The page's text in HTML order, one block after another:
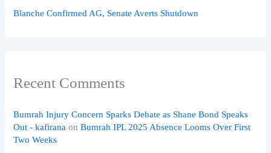
Blanche Confirmed AG, Senate Averts Shutdown
Recent Comments
Bumrah Injury Concern Sparks Debate as Shane Bond Speaks
Out - kafirana onBumrah IPL 2025 Absence Looms Over First
Two Weeks